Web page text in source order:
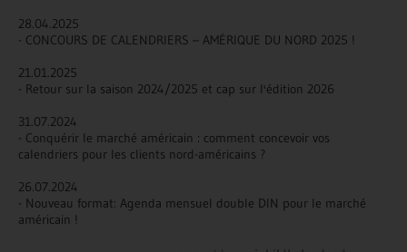
28.04.2025
- CONCOURS DE CALENDRIERS – AMÉRIQUE DU NORD 2025 !
21.01.2025
- Retour sur la saison 2024/2025 et cap sur l'édition 2026
31.07.2024
- Conquérir le marché américain : comment concevoir vos
calendriers pour les clients nord-américains ?
26.07.2024
- Nouveau format: Agenda mensuel double DIN pour le marché
américain !